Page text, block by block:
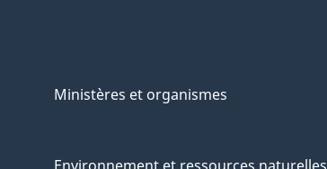
Ministères et organismes
Environnement et ressources naturelles